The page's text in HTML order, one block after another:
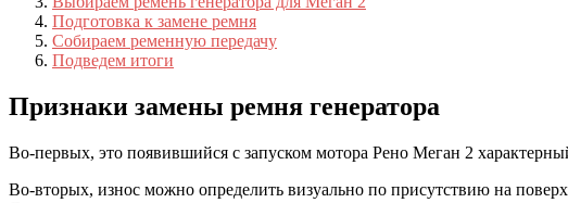
Подготовка к замене ремня
Собираем ременную передачу
Подведем итоги
Признаки замены ремня генератора
Во-первых, это появившийся с запуском мотора Рено Меган 2
Во-вторых, износ можно определить визуально по присутствию на